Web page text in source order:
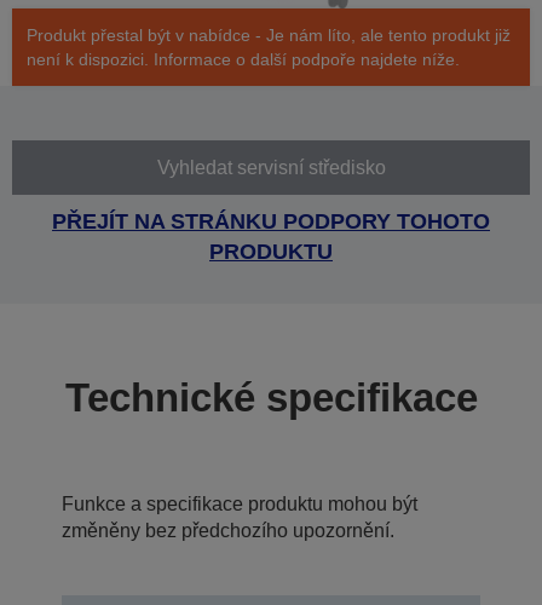
Produkt přestal být v nabídce - Je nám líto, ale tento produkt již
není k dispozici. Informace o další podpoře najdete níže.
Vyhledat servisní středisko
PŘEJÍT NA STRÁNKU PODPORY TOHOTO
PRODUKTU
Technické specifikace
Funkce a specifikace produktu mohou být
změněny bez předchozího upozornění.